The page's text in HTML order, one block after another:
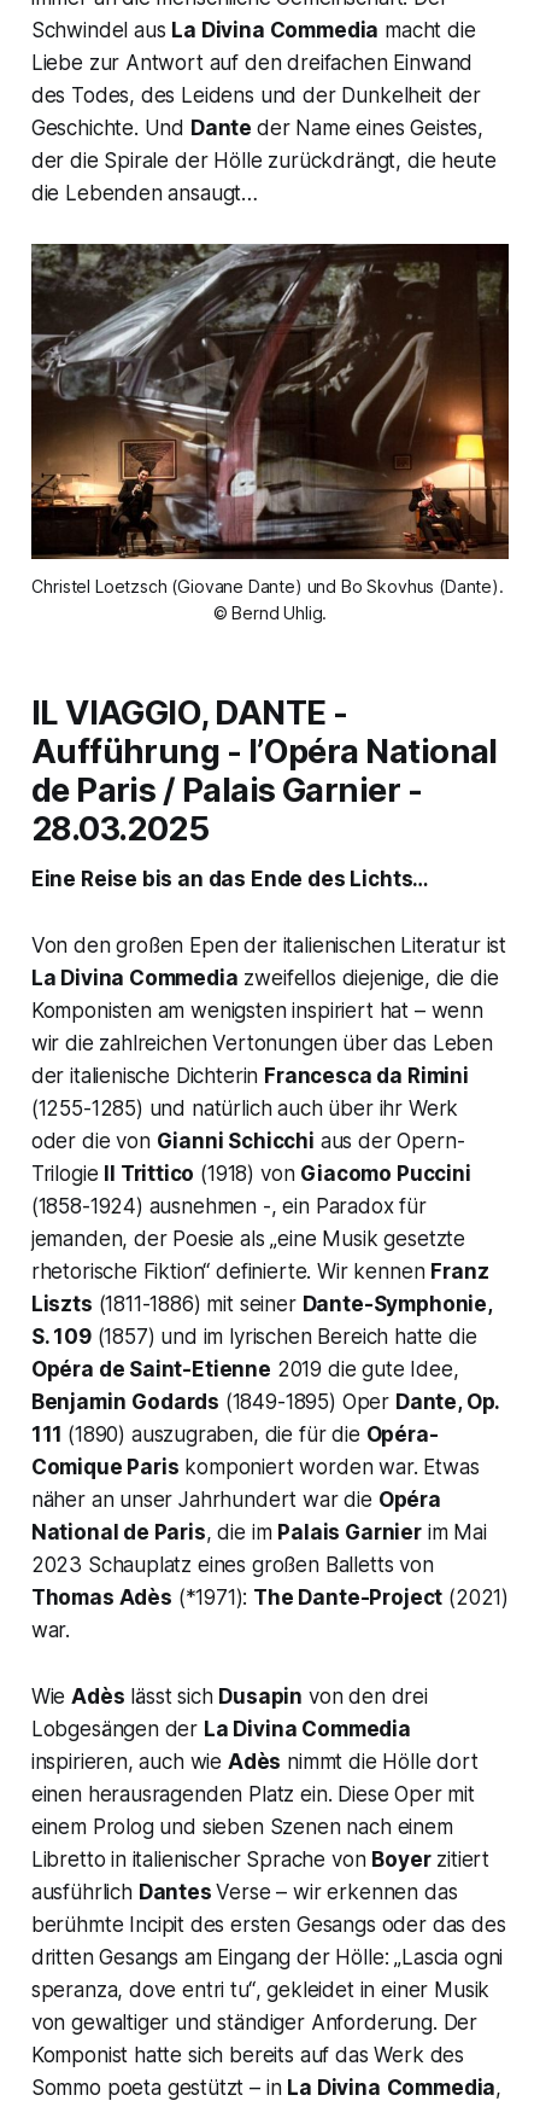
Schwindel aus La Divina Commedia macht die
Liebe zur Antwort auf den dreifachen Einwand
des Todes, des Leidens und der Dunkelheit der
Geschichte. Und Dante der Name eines Geistes,
der die Spirale der Hölle zurückdrängt, die heute
die Lebenden ansaugt…
Christel Loetzsch (Giovane Dante) und Bo Skovhus (Dante).
© Bernd Uhlig.
IL VIAGGIO, DANTE -
Aufführung - l’Opéra National
de Paris / Palais Garnier -
28.03.2025
Eine Reise bis an das Ende des Lichts…
Von den großen Epen der italienischen Literatur ist
La Divina Commedia zweifellos diejenige, die die
Komponisten am wenigsten inspiriert hat – wenn
wir die zahlreichen Vertonungen über das Leben
der italienische Dichterin Francesca da Rimini
(1255-1285) und natürlich auch über ihr Werk
oder die von Gianni Schicchi aus der Opern-
Trilogie Il Trittico (1918) von Giacomo Puccini
(1858-1924) ausnehmen -, ein Paradox für
jemanden, der Poesie als„eine Musik gesetzte
rhetorische Fiktion“ definierte. Wir kennen Franz
Liszts (1811-1886) mit seiner Dante-Symphonie,
S. 109(1857) und im lyrischen Bereich hatte die
Opéra de Saint-Etienne 2019 die gute Idee,
Benjamin Godards (1849-1895) Oper Dante, Op.
111 (1890) auszugraben, die für die Opéra-
Comique Paris komponiert worden war. Etwas
näher an unser Jahrhundert war die Opéra
National de Paris, die im Palais Garnierim Mai
2023 Schauplatz eines großen Balletts von
Thomas Adès (*1971): The Dante-Project (2021)
war.
WieAdès lässt sich Dusapin von den drei
Lobgesängen der La Divina Commedia
inspirieren, auch wie Adès nimmt die Hölle dort
einen herausragenden Platz ein. Diese Oper mit
einem Prolog und sieben Szenen nach einem
Libretto in italienischer Sprache von Boyerzitiert
ausführlich DantesVerse – wir erkennen das
berühmte Incipit des ersten Gesangs oder das des
dritten Gesangs am Eingang der Hölle:„Lascia ogni
speranza, dove entri tu“, gekleidet in einer Musik
von gewaltiger und ständiger Anforderung. Der
Komponist hatte sich bereits auf das Werk des
Sommo poetagestützt – in La Divina Commedia,